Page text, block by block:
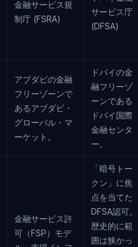
金融サービス規
制庁 (FSRA)
サービス庁
(DFSA)
アブダビの金融
フリーゾーンで
あるアブダビ・
グローバル・マ
ーケット。
ドバイの金
融フリーゾ
ーンである
ドバイ国際
金融センタ
ー。
金融サービス許
可（FSP）モデ
「暗号トー
クン」に焦
点を当てた
DFSA認可。
歴史的に範
囲は狭かっ